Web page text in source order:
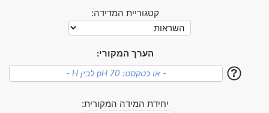
קטגוריית המדידה:
הערך המקורי:
?
יחידת המידה המקורית: